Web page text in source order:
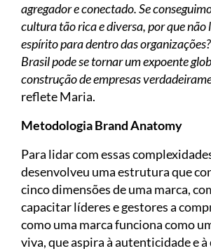
agregador e conectado. Se
cultura tão rica e diversa, por que não
espírito para dentro das
Brasil pode se tornar um expoente
construção de empresas
reflete Maria.
Metodologia Brand Anatomy
Para lidar com essas
desenvolveu uma estrutura que
cinco dimensões de uma marca,
capacitar líderes e gestores a
como uma marca funciona como
viva, que aspira à autenticidade e à